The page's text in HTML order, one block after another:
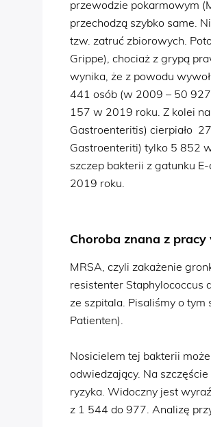
przewodzie pokarmowym
przechodzą szybko same.
tzw. zatruć zbiorowych.
Grippe), chociaż z grypą
wynika, że z powodu
441 osób (w 2009 – 50
157 w 2019 roku. Z kolei
Gastroenteritis) cierpiało
Gastroenteriti) tylko 5 852
szczep bakterii z gatunku
2019 roku.
Choroba znana z
MRSA, czyli zakażenie
resistenter Staphylococcus
ze szpitala. Pisaliśmy o tym
Patienten).
Nosicielem tej bakterii
odwiedzający. Na
ryzyka. Widoczny jest
z 1 544 do 977. Analizę